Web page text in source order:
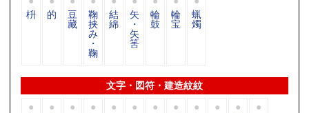
枡 的 豆
藏
鞠
挟
み
・
鞠
結
綿
矢
・
矢
筈
輪
鼓
輪
宝
蝋
燭
文字・図符・建造紋紋